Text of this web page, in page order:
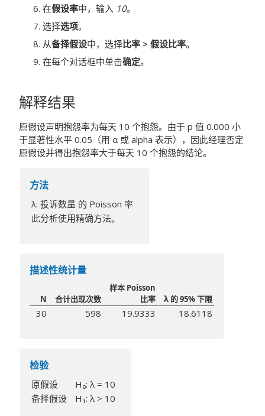
在假设率中，输入 10。
选择选项。
从备择假设中，选择比率 > 假设比率。
在每个对话框中单击确定。
解释结果
原假设声明抱怨率为每天 10 个抱怨。由于 p 值 0.000 小
于显著性水平 0.05（用 α 或 alpha 表示），因此经理否定
原假设并得出抱怨率大于每天 10 个抱怨的结论。
方法
λ: 投诉数量 的 Poisson 率
此分析使用精确方法。
描述性统计量
N 合计出现次数
样本 Poisson
比率
λ 的 95% 下限
30 598 19.9333 18.6118
检验
原假设
H₀: λ = 10
备择假设
H₁: λ > 10